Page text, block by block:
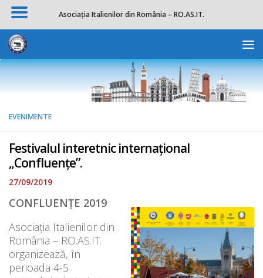
Skip to content
EVENIMENTE
Festivalul interetnic internațional
„Confluențe”.
27/09/2019
CONFLUENȚE 2019
Asociația Italienilor din
România – RO.AS.IT.
organizează, în
perioada 4-5
Asociația Italienilor din România – RO.AS.IT.